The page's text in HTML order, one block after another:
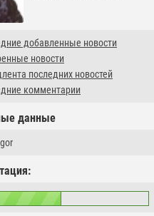
добавленные новости
новости
последних новостей
комментарии
данные